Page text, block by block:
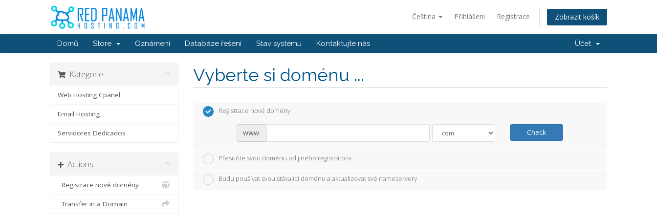
Čeština Přihlášení Registrace Zobrazit košík
Domů Store Oznámení Databáze řešení Stav systému Kontaktujte nás Účet
Vyberte si doménu ...
Kategorie
Web Hosting Cpanel
Email Hosting
Servidores Dedicados
Actions
Registrace nové domény
Transfer in a Domain
Registrace nové domény
www. Check
Přesuňte svou doménu od jiného registrátora
Budu používat svou stávající doménu a aktualizovat své nameservery